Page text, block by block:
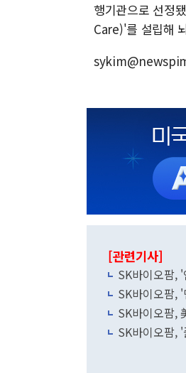
행기관으로 선정
Care)'를 설립해
[관련기사]
SK바이오팜,
SK바이오팜,
SK바이오팜,
SK바이오팜,